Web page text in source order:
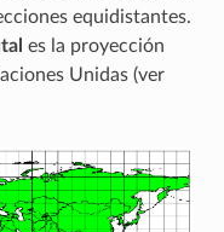
equidistantes.
es la proyección
Unidas (ver